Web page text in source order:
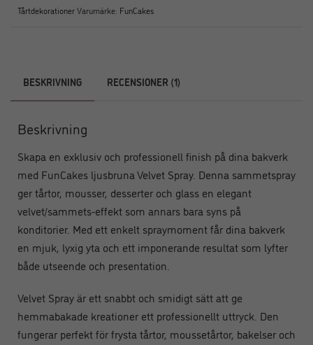
TårtdekorationerVarumärke: FunCakes
BESKRIVNING RECENSIONER (1)
Beskrivning
Skapa en exklusiv och professionell finish på dina bakverk
med FunCakes ljusbruna Velvet Spray. Denna sammetspray
ger tårtor, mousser, desserter och glass en elegant
velvet/sammets-effekt som annars bara syns på
konditorier. Med ett enkelt spraymoment får dina bakverk
en mjuk, lyxig yta och ett imponerande resultat som lyfter
både utseende och presentation.
Velvet Spray är ett snabbt och smidigt sätt att ge
hemmabakade kreationer ett professionellt uttryck. Den
fungerar perfekt för frysta tårtor, moussetårtor, bakelser och